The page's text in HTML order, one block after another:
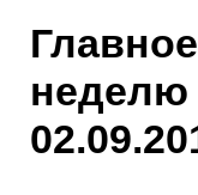
неделю